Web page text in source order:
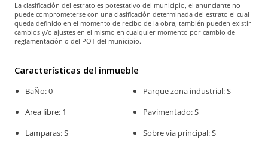
La clasificación del estrato es potestativo del municipio, el anunciante no
puede comprometerse con una clasificación determinada del estrato el cual
queda definido en el momento de recibo de la obra, también pueden existir
cambios y/o ajustes en el mismo en cualquier momento por cambio de
reglamentación o del POT del municipio.
Características del inmueble
BaÑo: 0
Area libre: 1
Lamparas: S
Parque zona industrial: S
Pavimentado: S
Sobre via principal: S